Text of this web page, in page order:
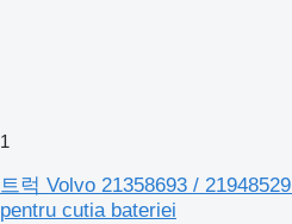
1
트럭 Volvo 21358693 /
pentru cutia bateriei